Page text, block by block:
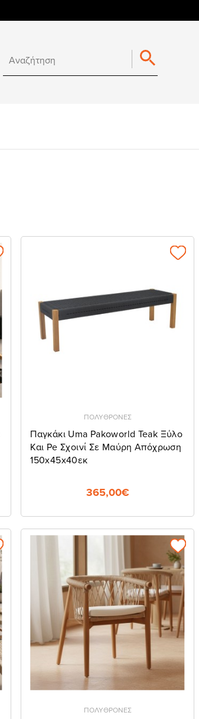
ΠΟΛΥΘΡΟΝΕΣ
Παγκάκι Uma Pakoworld Teak Ξύλο
Και Pe Σχοινί Σε Μαύρη Απόχρωση
150x45x40εκ
365,00€
ΠΟΛΥΘΡΟΝΕΣ